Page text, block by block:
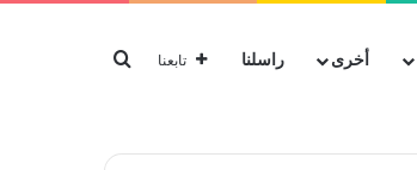
أخرى راسلنا تابعنا